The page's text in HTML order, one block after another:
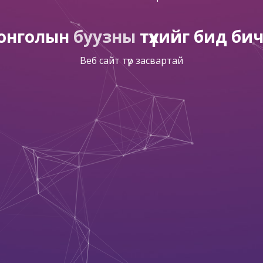
буузны түүхийг бид
Веб сайт түр засвартай